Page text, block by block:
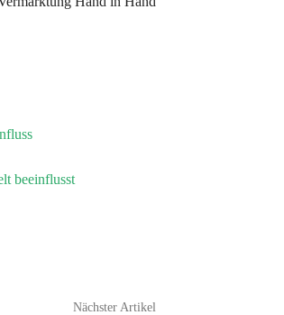
beeinflusst
Nächster Artikel